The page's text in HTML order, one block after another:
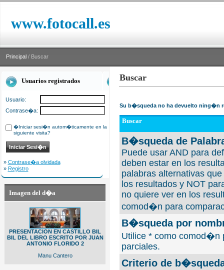
www.fotocall.es
Principal / Buscar
Usuarios registrados
Usuario:
Contrase�a:
�Iniciar sesi�n autom�ticamente en la
siguiente visita?
» Contrase�a olvidada
» Registro
Imagen del d�a
PRESENTACION EN CASTILLO BIL
BIL DEL LIBRO ESCRITO POR JUAN
ANTONIO FLORIDO 2
Manu Cantero
Buscar
Su b�squeda no ha devuelto ning�n
Buscar
B�squeda de
Puede usar AND para
deben estar en los
palabras alternativas
los resultados y NOT
no quiere ver en los
comod�n para
B�squeda por
Utilice * como comod�n
parciales.
Criterio de